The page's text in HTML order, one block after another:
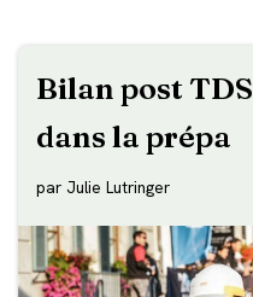
Bilan post
dans la prépa
par Julie Lutringer